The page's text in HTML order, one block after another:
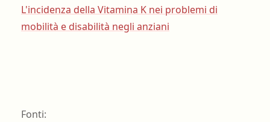
L'incidenza della Vitamina K nei problemi di
mobilità e disabilità negli anziani
Fonti: